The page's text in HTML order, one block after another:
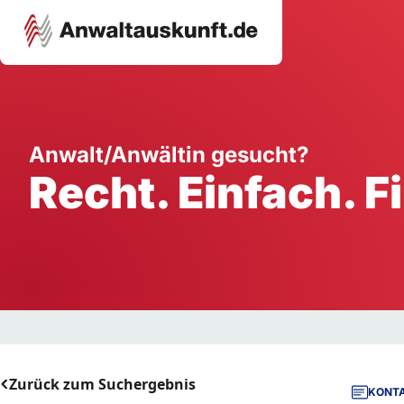
Ausbildung
Handwerk
Dienstleistung
Anwalt/Anwältin gesucht?
Recht. Einfach.
Zurück zum Suchergebnis